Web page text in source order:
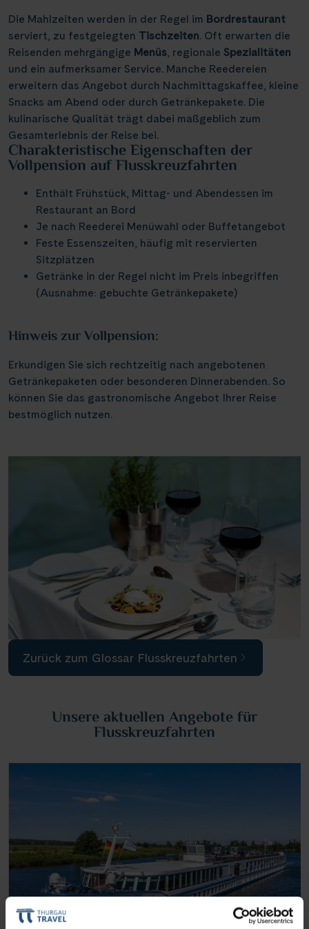
Infos
Kontakt
Reisekalender
Reisekataloge
Newsletter
Kundenlogin
Agenturbereich
WhatsApp Hotline +49 30 346 456 950CH
Die Mahlzeiten werden in der Regel im Bordrestaurant
serviert, zu festgelegten Tischzeiten. Oft erwarten die
Reisenden mehrgängige Menüs, regionale Spezialitäten
und ein aufmerksamer Service. Manche Reedereien
erweitern das Angebot durch Nachmittagskaffee, kleine
Snacks am Abend oder durch Getränkepakete. Die
kulinarische Qualität trägt dabei maßgeblich zum
Gesamterlebnis der Reise bei.
Charakteristische Eigenschaften der
Vollpension auf Flusskreuzfahrten
Enthält Frühstück, Mittag- und Abendessen im
Restaurant an Bord
Je nach Reederei Menüwahl oder Buffetangebot
Feste Essenszeiten, häufig mit reservierten
Sitzplätzen
Getränke in der Regel nicht im Preis inbegriffen
(Ausnahme: gebuchte Getränkepakete)
Hinweis zur Vollpension:
Erkundigen Sie sich rechtzeitig nach angebotenen
Getränkepaketen oder besonderen Dinnerabenden. So
können Sie das gastronomische Angebot Ihrer Reise
bestmöglich nutzen.
Zurück zum Glossar Flusskreuzfahrten
Unsere aktuellen Angebote für
Flusskreuzfahrten
Schweiz(7)
Serbien(2)
Slowakei(7)
Ungarn (7)
Asien(24)
Havel, Peene & Hunte (20)
Maas & IJsselmeer(10)
Main & Main-Donau-Kanal(11)
Mosel(19)
Neckar(3)
Oder, Ostsee, Nord-Ostsee-Kanal(16)
Oder, Ostsee, Peene
Rhein (85)
Rhône & Saône(5)
Saar (9)
Seine, Oise & Schelde(5)
Spree(5)
Thurgau Avanti(12)
Thurgau Chopin(35)
Thurgau Ganga Vilas(9)
Thurgau Gold(18)
Thurgau Prestige(15)
Thurgau Saxonia(26)
Voyage(5)
Rad und Schiff(2)
Rhein in Flammen(6)
Silvester(5)
Tanzreise(1)
Tulpenblüte (8)
Velo und Schiff(2)
Kreidefelsen Étretat(4)
Käsemarkt Alkmaar (4)
Kölner Dom(9)
Loreley, Romantischer Rhein(25)
Meyer Werft Papenburg (4)
Nord-Ostsee-Kanal (3)
Pont d’Avignon
Porta Nigra(11)
Reichsburg Cochem(11)
Saarschleife (10)
Schiffshebewerk Niederfinow(15)
Schiffshebewerk Scharnebeck (6)
Schloss Schönbrunn
Schlögener Schlinge(2)
St. Georgs-Arm
Wasserstrassenkreuz Magdeburg
Wasserstrassenkreuz Minden(6)
Mainz(3)
Münster (1)
Nancy(1)
Nürnberg (2)
Paris(5)
Passau(1)
Potsdam(1)
Saarbrücken(5)
Stralsund(4)
Stuttgart(1)
Würzburg (2)
Bonn(1)